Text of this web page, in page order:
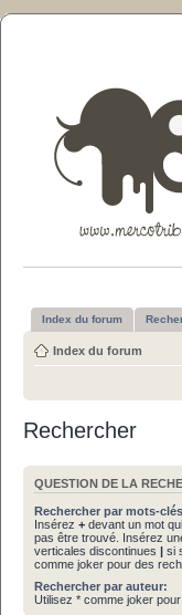
Index du forum
Index du forum
Rechercher
QUESTION DE LA
Rechercher par mots-
Insérez + devant un mot
pas être trouvé. Insérez
verticales discontinues | si
comme joker pour des
Rechercher par auteur:
Utilisez * comme joker